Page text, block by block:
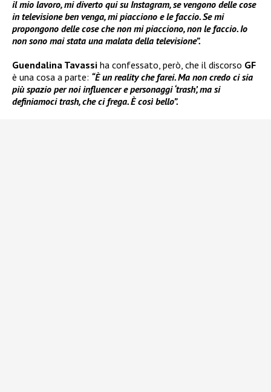
il mio lavoro, mi diverto qui su Instagram, se vengono delle cose
in televisione ben venga, mi piacciono e le faccio. Se mi
propongono delle cose che non mi piacciono, non le faccio. Io
non sono mai stata una malata della televisione”.
Guendalina Tavassi ha confessato, però, che il discorso GF
è una cosa a parte: “È un reality che farei. Ma non credo ci sia
più spazio per noi influencer e personaggi ‘trash’, ma si
definiamoci trash, che ci frega. È così bello”.